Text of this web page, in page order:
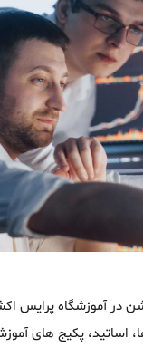
آموزشگاه پرایس
اساتید، پکیج های